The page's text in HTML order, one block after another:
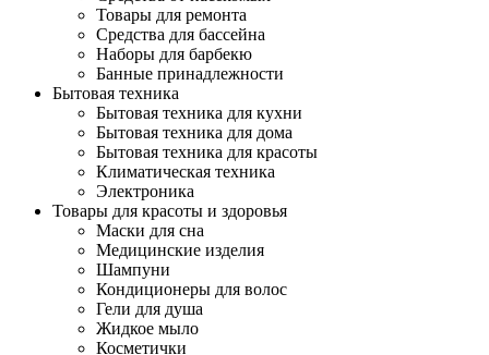
Товары для ремонта
Средства для бассейна
Наборы для барбекю
Банные принадлежности
Бытовая техника
Бытовая техника для кухни
Бытовая техника для дома
Бытовая техника для красоты
Климатическая техника
Электроника
Товары для красоты и здоровья
Маски для сна
Медицинские изделия
Шампуни
Кондиционеры для волос
Гели для душа
Жидкое мыло
Косметички